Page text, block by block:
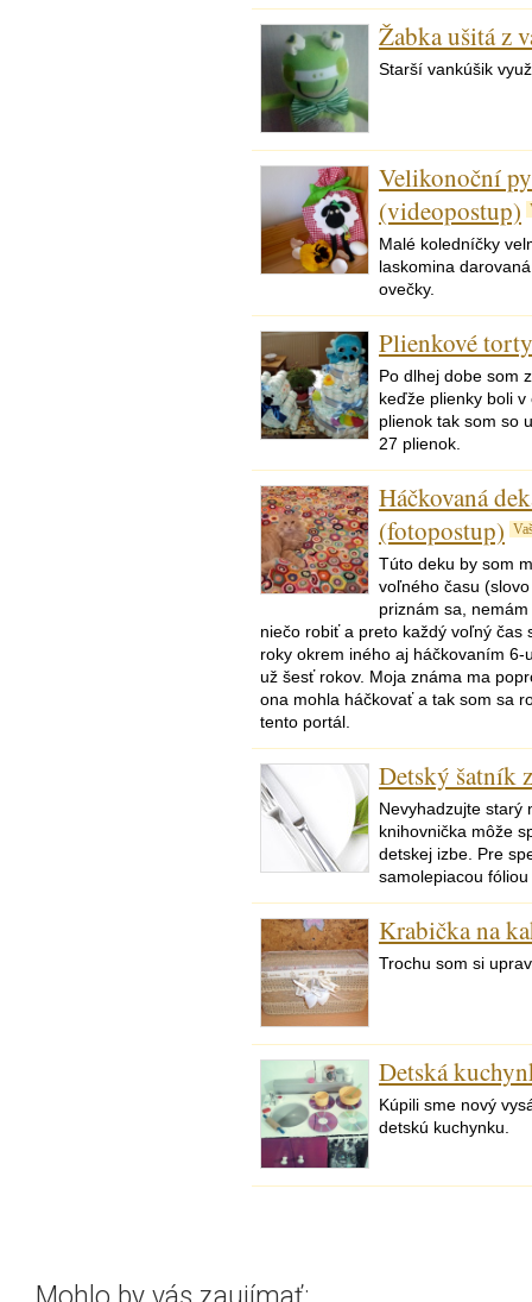
Žabka ušitá z
Starší vankúšik
Velikonoční
(videopostup)
Malé koledníčky
laskomina
ovečky.
Plienkové
Po dlhej dobe som
keďže plienky boli
plienok tak som so
27 plienok.
Háčkovaná
(fotopostup)
Túto deku by som
voľného času
priznám sa,
niečo robiť a preto každý voľný čas
roky okrem iného aj háčkovaním
už šesť rokov. Moja známa ma
ona mohla háčkovať a tak som sa
tento portál.
Detský šatník
Nevyhadzujte starý
knihovnička môže
detskej izbe. Pre
samolepiacou
Krabička na
Trochu som si
Detská
Kúpili sme nový
detskú kuchynku.